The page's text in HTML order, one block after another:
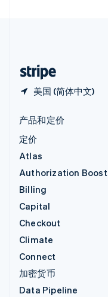
美国 (简体中文)
产品和定价
定价
Atlas
Authorization Boost
Billing
Capital
Checkout
Climate
Connect
加密货币
Data Pipeline